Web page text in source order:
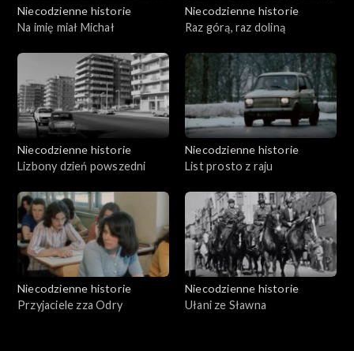
Niecodzienne historie
Na imię miał Michał
Niecodzienne historie
Raz górą, raz doliną
Niecodzienne historie
Lizbony dzień powszedni
Niecodzienne historie
List prosto z raju
Niecodzienne historie
Przyjaciele zza Odry
Niecodzienne historie
Ułani ze Sławna